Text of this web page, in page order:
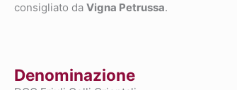
consigliato da Vigna Petrussa.
Denominazione